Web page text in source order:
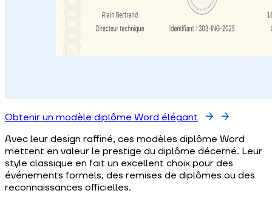
Obtenir un modèle diplôme Word élégant
Avec leur design raffiné, ces modèles diplôme Word
mettent en valeur le prestige du diplôme décerné. Leur
style classique en fait un excellent choix pour des
événements formels, des remises de diplômes ou des
reconnaissances officielles.